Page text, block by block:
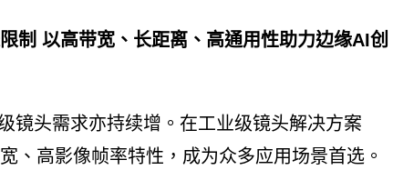
制 以高带宽、长距离、高通用性助力边缘AI创
镜头需求亦持续增。在工业级镜头解决方案
、高影像帧率特性，成为众多应用场景首选。